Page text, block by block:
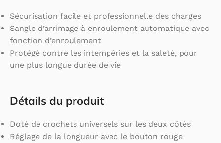
Sécurisation facile et professionnelle des charges
Sangle d’arrimage à enroulement automatique avec
fonction d’enroulement
Protégé contre les intempéries et la saleté, pour
une plus longue durée de vie
Détails du produit
Doté de crochets universels sur les deux côtés
Réglage de la longueur avec le bouton rouge